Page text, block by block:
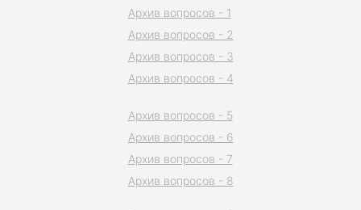
Архив вопросов - 1
Архив вопросов - 2
Архив вопросов - 3
Архив вопросов - 4
Архив вопросов - 5
Архив вопросов - 6
Архив вопросов - 7
Архив вопросов - 8